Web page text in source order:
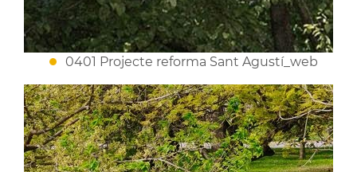
0401 Projecte reforma Sant Agustí_web